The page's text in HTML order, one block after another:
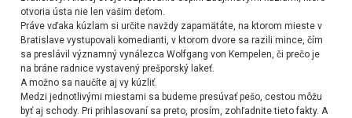
otvoria ústa nie len vašim deťom.
Práve vďaka kúzlam si určite navždy zapamätáte, na ktorom mieste v
Bratislave vystupovali komedianti, v ktorom dvore sa razili mince, čím
sa preslávil významný vynálezca Wolfgang von Kempelen, či prečo je
na bráne radnice vystavený prešporský lakeť.
A možno sa naučíte aj vy kúzliť.
Medzi jednotlivými miestami sa budeme presúvať pešo, cestou môžu
byť aj schody. Pri prihlasovaní sa preto, prosím, zohľadnite tieto fakty. A